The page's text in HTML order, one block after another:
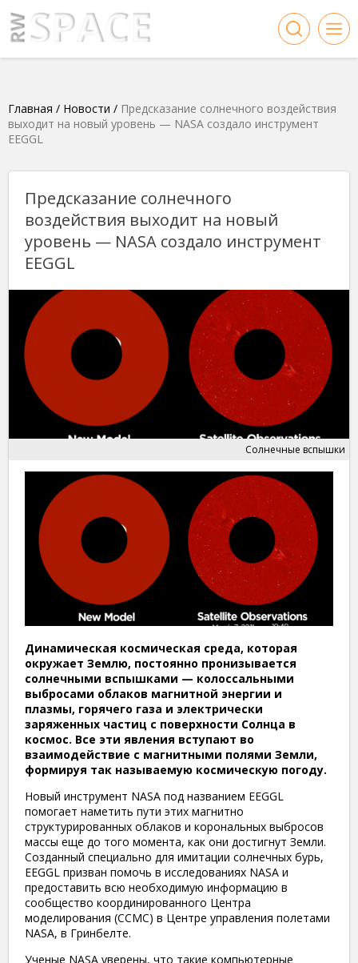
Главная / Новости / Предсказание солнечного воздействия
выходит на новый уровень — NASA создало инструмент
EEGGL
Предсказание солнечного
воздействия выходит на новый
уровень — NASA создало инструмент
EEGGL
Солнечные вспышки
Динамическая космическая среда, которая
окружает Землю, постоянно пронизывается
солнечными вспышками — колоссальными
выбросами облаков магнитной энергии и
плазмы, горячего газа и электрически
заряженных частиц с поверхности Солнца в
космос. Все эти явления вступают во
взаимодействие с магнитными полями Земли,
формируя так называемую космическую погоду.
Новый инструмент NASA под названием EEGGL
помогает наметить пути этих магнитно
структурированных облаков и корональных выбросов
массы еще до того момента, как они достигнут Земли.
Созданный специально для имитации солнечных бурь,
EEGGL призван помочь в исследованиях NASA и
предоставить всю необходимую информацию в
сообщество координированного Центра
моделирования (CCMC) в Центре управления полетами
NASA, в Гринбелте.
Ученые NASA уверены, что такие компьютерные